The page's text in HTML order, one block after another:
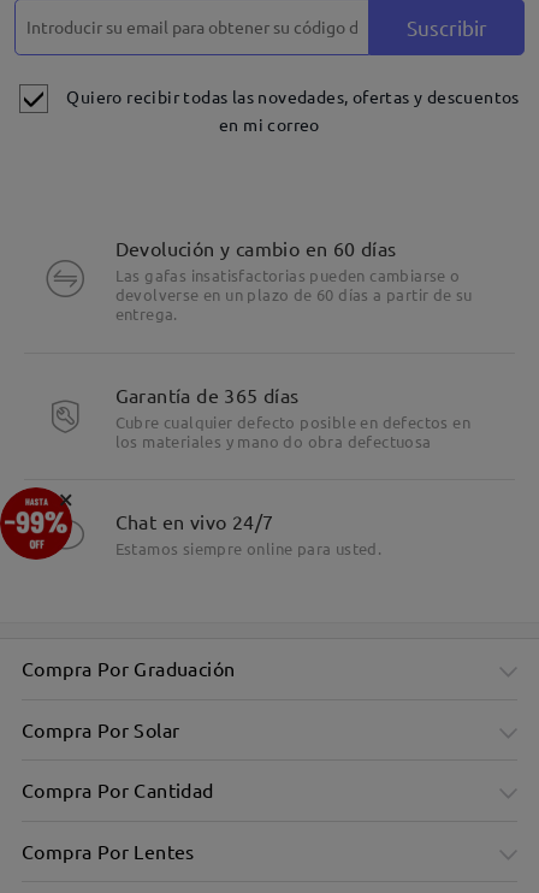
Suscribir
Quiero recibir todas las novedades, ofertas y descuentos
en mi correo
Devolución y cambio en 60 días
Las gafas insatisfactorias pueden cambiarse o
devolverse en un plazo de 60 días a partir de su
entrega.
Garantía de 365 días
Cubre cualquier defecto posible en defectos en
los materiales y mano do obra defectuosa
Chat en vivo 24/7
Estamos siempre online para usted.
Compra Por Graduación
Compra Por Solar
Compra Por Cantidad
Compra Por Lentes
×